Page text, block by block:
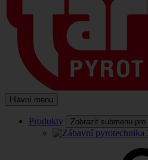
Hlavní menu
Produkty Zobrazit submenu pro